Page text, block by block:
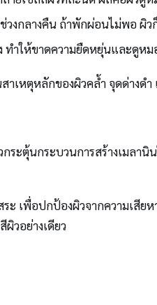
กลางคืน ถ้าพักผ่อนไม่พอ ผิว
ำให้ขาดความยืดหยุ่นและดูหม
าเหตุหลักของผิวคล้ำ จุดด่างด
ระตุ้นกระบวนการสร้างเมลานิ
เพื่อปกป้องผิวจากความเสี
วอย่างเดียว